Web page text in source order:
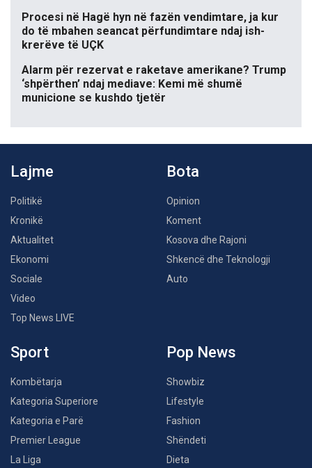
Procesi në Hagë hyn në fazën vendimtare, ja kur
do të mbahen seancat përfundimtare ndaj ish-
krerëve të UÇK
Alarm për rezervat e raketave amerikane? Trump
‘shpërthen’ ndaj mediave: Kemi më shumë
municione se kushdo tjetër
Lajme
Politikë
Kronikë
Aktualitet
Ekonomi
Sociale
Video
Top News LIVE
Bota
Opinion
Koment
Kosova dhe Rajoni
Shkencë dhe Teknologji
Auto
Sport
Kombëtarja
Kategoria Superiore
Kategoria e Parë
Premier League
La Liga
Pop News
Showbiz
Lifestyle
Fashion
Shëndeti
Dieta